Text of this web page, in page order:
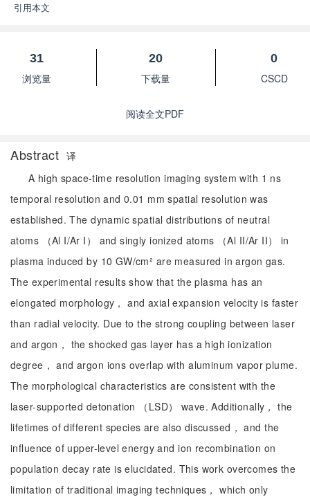
引用本文
31
浏览量
20
下载量
0
CSCD
阅读全文PDF
Abstract 译
A high space-time resolution imaging system with 1 ns
temporal resolution and 0.01 mm spatial resolution was
established. The dynamic spatial distributions of neutral
atoms （Al I/Ar I） and singly ionized atoms （Al II/Ar II） in
plasma induced by 10 GW/cm² are measured in argon gas.
The experimental results show that the plasma has an
elongated morphology， and axial expansion velocity is faster
than radial velocity. Due to the strong coupling between laser
and argon， the shocked gas layer has a high ionization
degree， and argon ions overlap with aluminum vapor plume.
The morphological characteristics are consistent with the
laser-supported detonation （LSD） wave. Additionally， the
lifetimes of different species are also discussed， and the
influence of upper-level energy and ion recombination on
population decay rate is elucidated. This work overcomes the
limitation of traditional imaging techniques， which only